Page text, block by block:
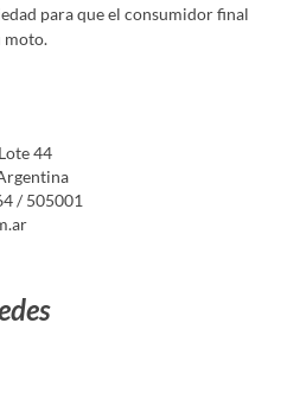
para que el consumidor final
moto.
44
/ 505001